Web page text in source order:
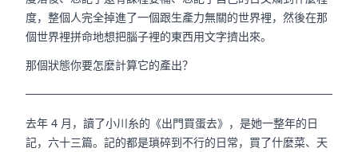
度，整個人完全掉進了一個跟生產力無關的世界裡，然後在那
個世界裡拼命地想把腦子裡的東西用文字擠出來。
那個狀態你要怎麼計算它的產出？
去年 4 月，讀了小川糸的《出門買蛋去》，是她一整年的日
記，六十三篇。記的都是瑣碎到不行的日常，買了什麼菜、天